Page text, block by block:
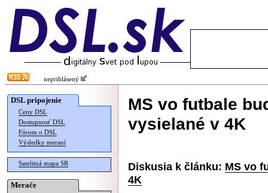
neprihlásený
DSL pripojenie
Ceny DSL
Dostupnosť DSL
Fórum o DSL
Výsledky meraní
Satelitná mapa SR
Merače
MS vo futbale
vysielané v 4K
Diskusia k článku: MS vo
4K